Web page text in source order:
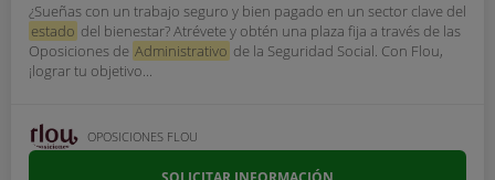
¿Sueñas con un trabajo seguro y bien pagado en un sector clave del
estado del bienestar? Atrévete y obtén una plaza fija a través de las
Oposiciones de Administrativo de la Seguridad Social. Con Flou,
¡lograr tu objetivo...
OPOSICIONES FLOU